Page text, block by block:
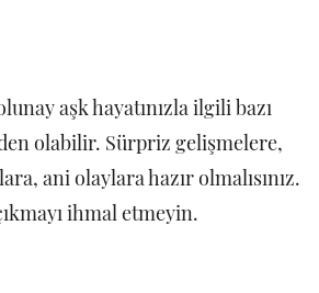
aşk hayatınızla ilgili bazı
olabilir. Sürpriz gelişmelere,
ani olaylara hazır olmalısınız.
ihmal etmeyin.